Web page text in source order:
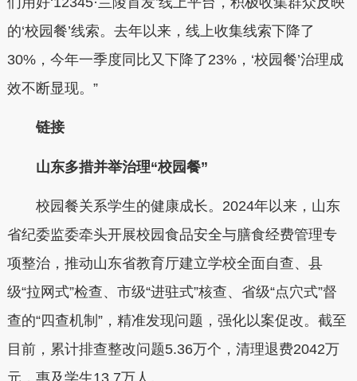
的‘校园餐’线索。去年以来，线上收集线索下降了
30%，今年一季度同比又下降了23%，‘校园餐’治理成
效不断显现。”
链接
山东多措并举治理“校园餐”
校园餐关系学生的健康成长。2024年以来，山东
省纪委监委牵头开展校园食品安全与膳食经费管理专
项整治，推动山东省教育厅建立学校全面自查、县
级“拉网式”检查、市级“进驻式”核查、省级“点穴式”督
查的“四查机制”，精准发现问题，强化以案促改。截至
目前，累计排查整改问题5.36万个，清理退费2042万
元，惠及学生13.7万人。